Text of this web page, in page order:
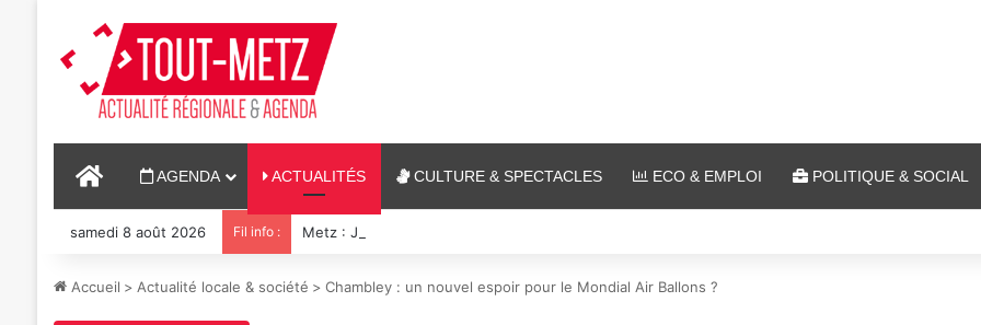
ACCUEILAGENDA ACTUALITÉS CULTURE & SPECTACLES ECO & EMPLOI POLITIQUE & SOCIAL
samedi 8 août 2026 Fil info : Metz : J-1 avant le cinéma plein air au Plan d’Eau
Accueil > Actualité locale & société > Chambley : un nouvel espoir pour le Mondial Air Ballons ?